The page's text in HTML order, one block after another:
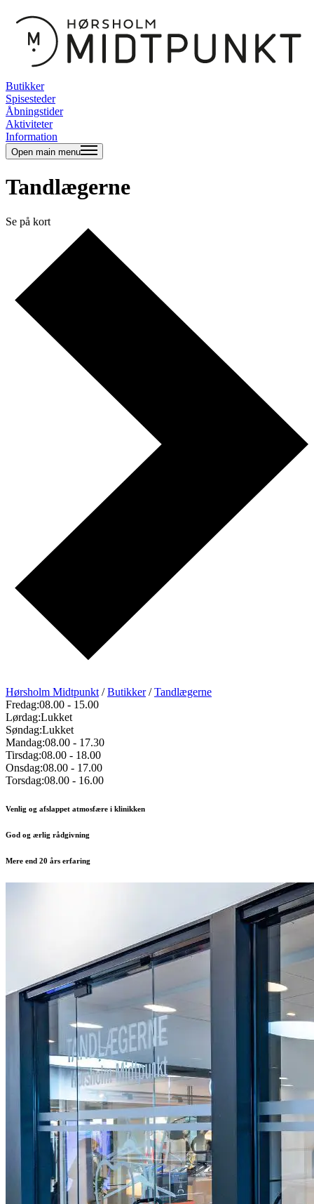
Butikker
Spisesteder
Åbningstider
Aktiviteter
Information
Open main menu
Tandlægerne
Se på kort
Hørsholm Midtpunkt /Butikker/Tandlægerne
Fredag:08.00 - 15.00
Lørdag:Lukket
Søndag:Lukket
Mandag:08.00 - 17.30
Tirsdag:08.00 - 18.00
Onsdag:08.00 - 17.00
Torsdag:08.00 - 16.00
Venlig og afslappet atmosfære i klinikken
God og ærlig rådgivning
Mere end 20 års erfaring